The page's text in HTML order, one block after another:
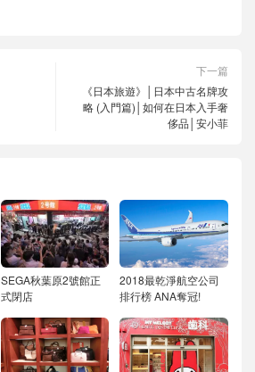
下一篇
《日本旅遊》│日本中古名牌攻
略 (入門篇)│如何在日本入手奢
侈品│安小菲
SEGA秋葉原2號館正
式閉店
2018最乾淨航空公司
排行榜 ANA奪冠!